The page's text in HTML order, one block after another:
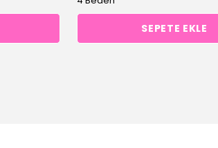
SEPETE EKLE